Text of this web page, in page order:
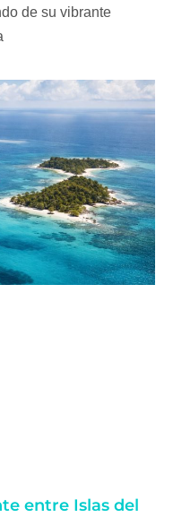
de su vibrante
entre Islas del